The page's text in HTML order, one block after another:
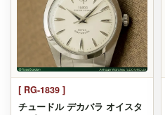
[ RG-1839 ]
チュードル デカバラ オイスタ